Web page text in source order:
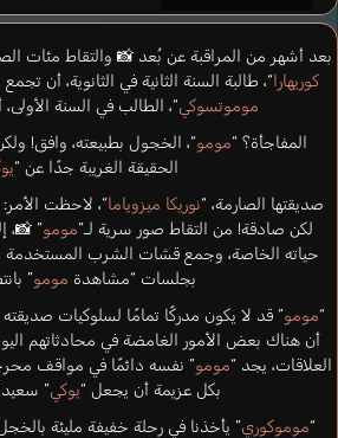
بعد أشهر من المراقبة عن بُعد 📸 والتقاط مئات
كوريهارا“، طالبة السنة الثانية في الثانوية، أن
موموتسوكي“، الطالب في السنة
المفاجأة؟ “مومو“، الخجول بطبيعته، وافق!
الحقيقة الغريبة جدًا عن “
صديقتها الصارمة، “نوريكا ميزوياما“، لاحظت الأمر:
لكن صادقة! من التقاط صور سرية لـ”مومو” 📸،
حياته الخاصة، وجمع قشات الشرب المستخدمة
بجلسات “مشاهدة مومو”
“مومو” قد لا يكون مدركًا تمامًا لسلوكيات صديقته
أن هناك بعض الأمور الغامضة في محادثاتهم
العلاقات، يجد “مومو” نفسه دائمًا في مواقف
بكل عزيمة أن يجعل “يوكي”
“موموكوري” يأخذنا في رحلة خفيفة مليئة